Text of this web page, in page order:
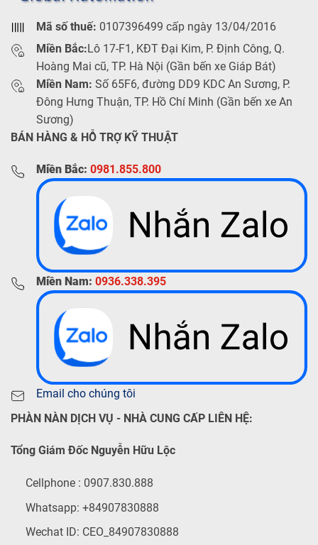
Mã số thuế: 0107396499 cấp ngày 13/04/2016
Miền Bắc:Lô 17-F1, KĐT Đại Kim, P. Định Công, Q.
Hoàng Mai cũ, TP. Hà Nội (Gần bến xe Giáp Bát)
Miền Nam: Số 65F6, đường DD9 KDC An Sương, P.
Đông Hưng Thuận, TP. Hồ Chí Minh (Gần bến xe An
Sương)
BÁN HÀNG & HỖ TRỢ KỸ THUẬT
Miền Bắc: 0981.855.800
Miền Nam: 0936.338.395
Email cho chúng tôi
PHÀN NÀN DỊCH VỤ - NHÀ CUNG CẤP LIÊN HỆ:
Tổng Giám Đốc Nguyễn Hữu Lộc
Cellphone : 0907.830.888
Whatsapp: +84907830888
Wechat ID: CEO_84907830888